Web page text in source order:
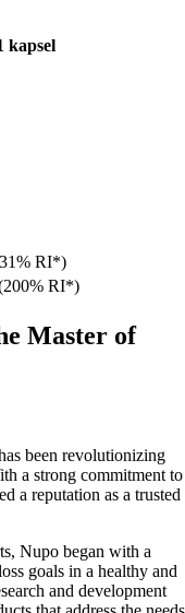
kapsel
RI*)
RI*)
Master of
been revolutionizing
a strong commitment to
a reputation as a trusted
Nupo began with a
goals in a healthy and
and development